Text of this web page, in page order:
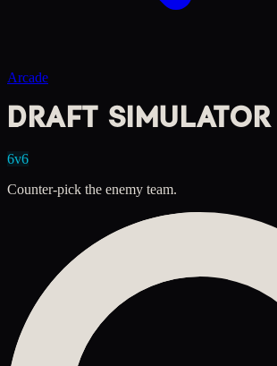
Arcade
DRAFT SIMULATOR
6v6
Counter-pick the enemy team.